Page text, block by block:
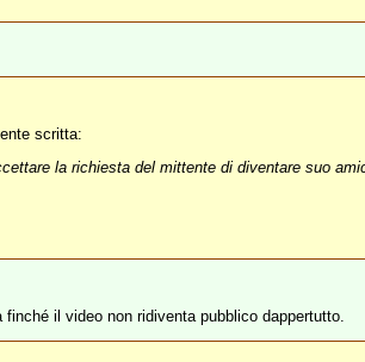
scritta:
la richiesta del mittente di diventare suo
il video non ridiventa pubblico dappertutto.